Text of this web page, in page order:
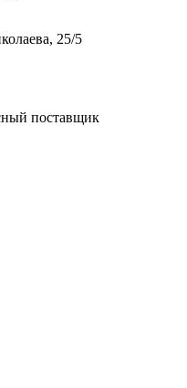
25/5
поставщик